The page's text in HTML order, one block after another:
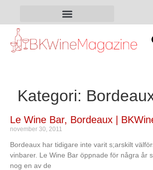
Kategori:
Le Wine Bar, Bordeaux |
november 30, 2011
Bordeaux har tidigare inte varit s;arskilt
vinbarer. Le Wine Bar öppnade för några år
nog en av de